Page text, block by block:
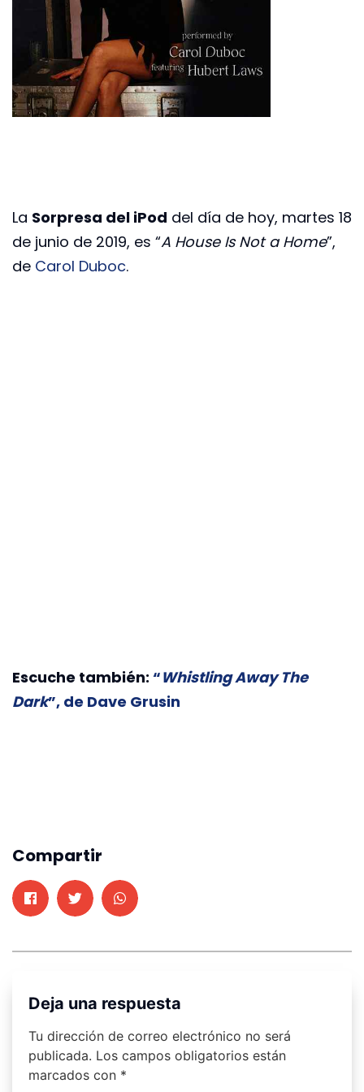
La Sorpresa del iPod del día de hoy, martes 18
de junio de 2019, es “A House Is Not a Home”,
de Carol Duboc.
Escuche también: “Whistling Away The
Dark”, de Dave Grusin
Compartir
Deja una respuesta
Tu dirección de correo electrónico no será
publicada. Los campos obligatorios están
marcados con *